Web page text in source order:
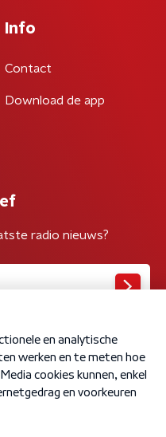
Info
Contact
Download de app
radio nieuws?